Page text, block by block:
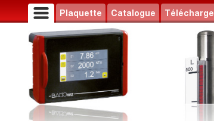
Plaquette Catalogue